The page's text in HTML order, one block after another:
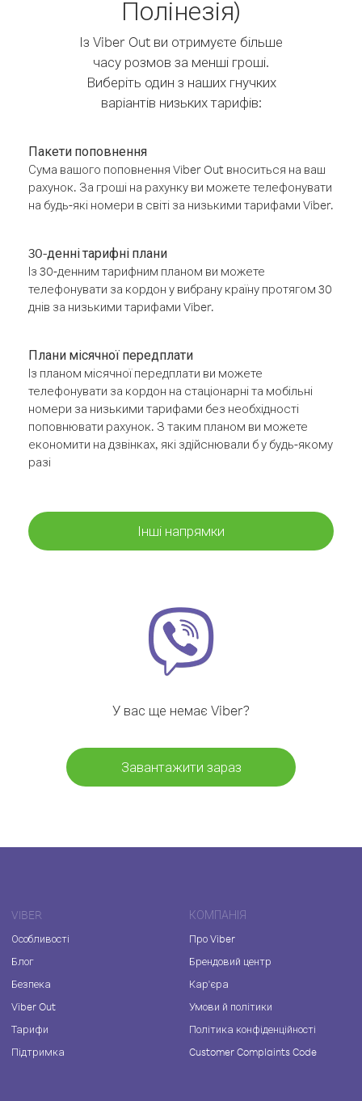
Полінезія)
Із Viber Out ви отримуєте більше
часу розмов за менші гроші.
Виберіть один з наших гнучких
варіантів низьких тарифів:
Пакети поповнення
Сума вашого поповнення Viber Out вноситься на ваш
рахунок. За гроші на рахунку ви можете телефонувати
на будь-які номери в світі за низькими тарифами Viber.
30-денні тарифні плани
Із 30-денним тарифним планом ви можете
телефонувати за кордон у вибрану країну протягом 30
днів за низькими тарифами Viber.
Плани місячної передплати
Із планом місячної передплати ви можете
телефонувати за кордон на стаціонарні та мобільні
номери за низькими тарифами без необхідності
поповнювати рахунок. З таким планом ви можете
економити на дзвінках, які здійснювали б у будь-якому
разі
Інші напрямки
У вас ще немає Viber?
Завантажити зараз
VIBER
Особливості
Блог
Безпека
Viber Out
Тарифи
Підтримка
КОМПАНІЯ
Про Viber
Брендовий центр
Кар'єра
Умови й політики
Політика конфіденційності
Customer Complaints Code